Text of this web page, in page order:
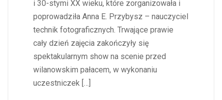
i 30-stymi XX wieku, które zorganizowała i
poprowadziła Anna E. Przybysz – nauczyciel
technik fotograficznych. Trwające prawie
cały dzień zajęcia zakończyły się
spektakularnym show na scenie przed
wilanowskim pałacem, w wykonaniu
uczestniczek […]